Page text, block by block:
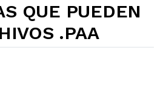
QUE PUEDEN
.PAA